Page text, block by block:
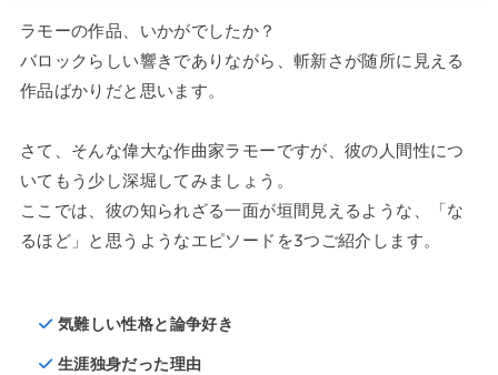
ラモーの作品、いかがでしたか？
バロックらしい響きでありながら、斬新さが随所に見える
作品ばかりだと思います。
さて、そんな偉大な作曲家ラモーですが、彼の人間性につ
いてもう少し深堀してみましょう。
ここでは、彼の知られざる一面が垣間見えるような、「な
るほど」と思うようなエピソードを3つご紹介します。
気難しい性格と論争好き
生涯独身だった理由